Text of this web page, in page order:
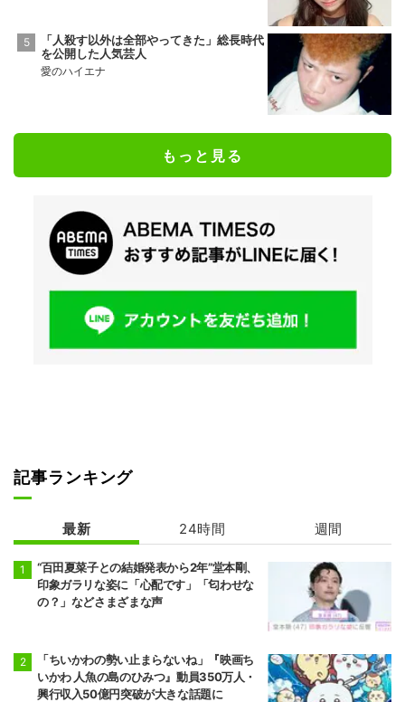
「人殺す以外は全部やってきた」総長時代
を公開した人気芸人
愛のハイエナ
もっと見る
記事ランキング
最新 24時間 週間
“百田夏菜子との結婚発表から2年”堂本剛、
印象ガラリな姿に「心配です」「匂わせな
の？」などさまざまな声
「ちいかわの勢い止まらないね」『映画ち
いかわ 人魚の島のひみつ』動員350万人・
興行収入50億円突破が大きな話題に